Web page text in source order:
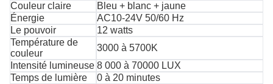
Couleur claire
Bleu + blanc + jaune
Énergie
AC10-24V 50/60 Hz
Le pouvoir
12 watts
Température de
couleur
3000 à 5700K
Intensité lumineuse 8 000 à 70000 LUX
Temps de lumière
0 à 20 minutes